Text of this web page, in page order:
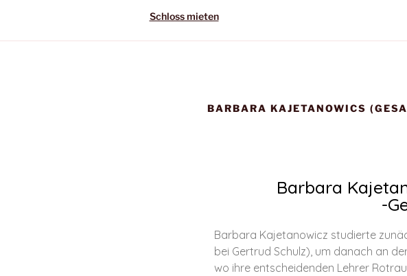
Schloss mieten
BARBARA KAJETANOWICS
Barbara
-
Barbara Kajetanowicz studierte
bei Gertrud Schulz), um danach an
wo ihre entscheidenden Lehrer